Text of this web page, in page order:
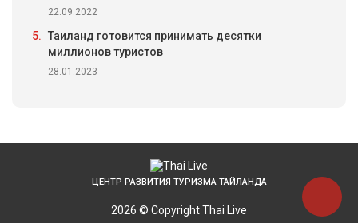
22.09.2022
5. Таиланд готовится принимать десятки
миллионов туристов
28.01.2023
ЦЕНТР РАЗВИТИЯ ТУРИЗМА ТАЙЛАНДА
2026 © Copyright Thai Live